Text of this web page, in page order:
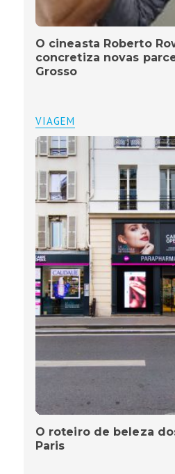
O cineasta Roberto
concretiza novas
Grosso
VIAGEM
O roteiro de beleza
Paris